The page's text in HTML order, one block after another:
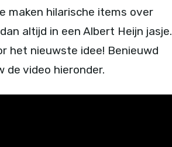
maken hilarische items over
altijd in een Albert Heijn jasje.
het nieuwste idee! Benieuwd
de video hieronder.